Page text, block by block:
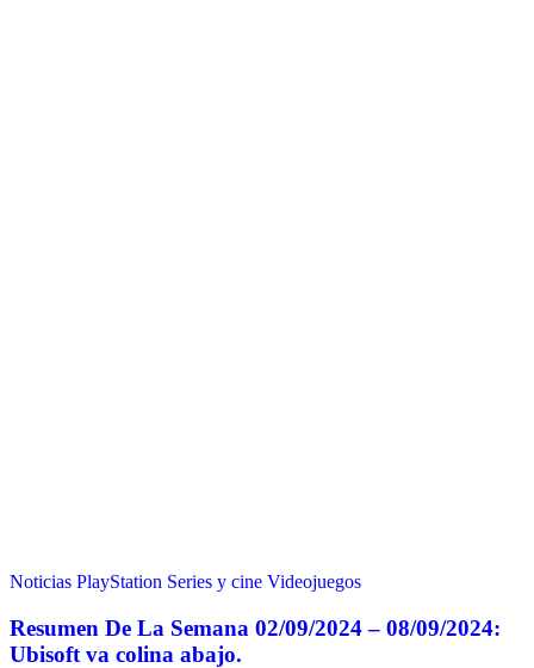
Noticias PlayStation Series y cine Videojuegos
Resumen De La Semana 02/09/2024 – 08/09/2024:
Ubisoft va colina abajo.